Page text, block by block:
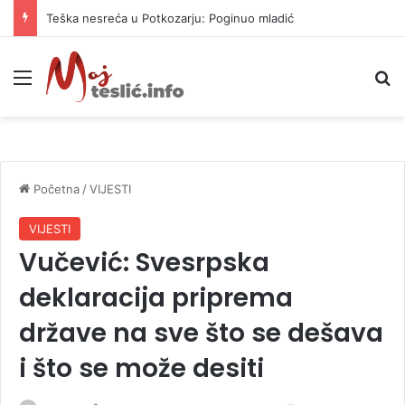
Teška nesreća u Potkozarju: Poginuo mladić
Meni
Početna /VIJESTI
VIJESTI
Vučević: Svesrpska
deklaracija priprema
države na sve što se dešava
i što se može desiti